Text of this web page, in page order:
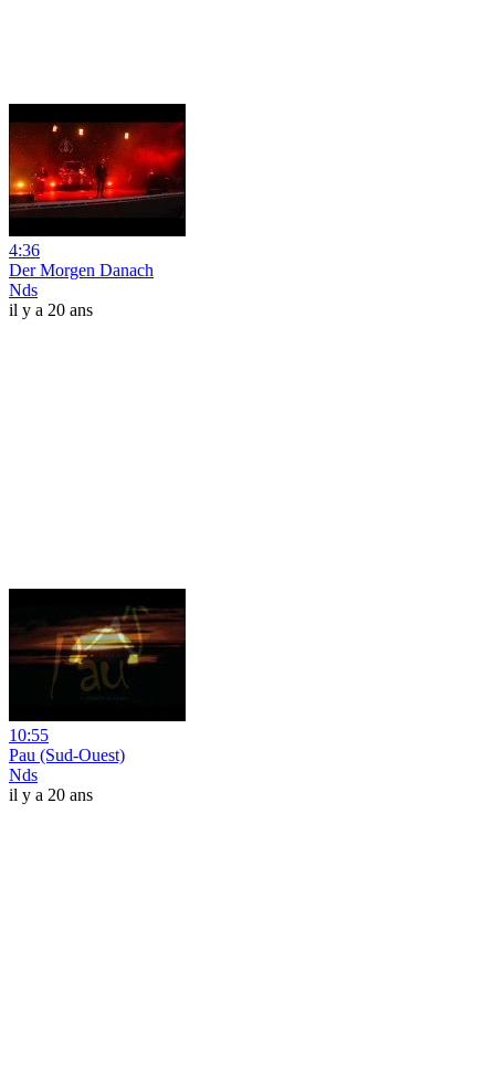
4:36
Der Morgen Danach
Nds
il y a 20 ans
10:55
Pau (Sud-Ouest)
Nds
il y a 20 ans